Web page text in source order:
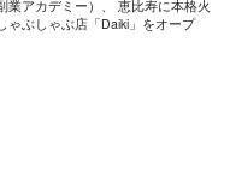
業アカデミー）、 恵比寿に本格火
ゃぶしゃぶ店「Daiki」をオープ